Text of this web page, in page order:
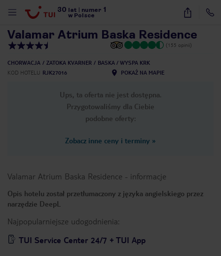
30 lat numer 1
w Polsce
35
Valamar Atrium Baska Residence
(155 opinii)
CHORWACJA ZATOKA KVARNER
BASKA / WYSPA KRK
KOD HOTELU RJK27016 POKAŻ NA MAPIE
Ups, ta oferta nie jest dostępna.
Przygotowaliśmy dla Ciebie
podobne oferty:
Zobacz inne ceny i terminy »
Valamar Atrium Baska Residence - informacje
Opis hotelu został przetłumaczony z języka angielskiego przez
narzędzie DeepL
Najpopularniejsze udogodnienia:
TUI Service Center 24/7 + TUI App